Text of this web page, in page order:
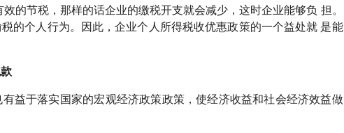
的节税，那样的话企业的缴税开支就会减少，这时企业能够负 担。
的个人行为。因此，企业个人所得税收优惠政策的一个益处就 是能
益于落实国家的宏观经济政策政策，使经济收益和社会经济效益做